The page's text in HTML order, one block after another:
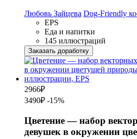
Любовь Зайцева Dog-Friendly
EPS
Еда и напитки
145 иллюстраций
Заказать доработку
2966₽
3490₽ -15%
Цветение — набор
девушек в окружении